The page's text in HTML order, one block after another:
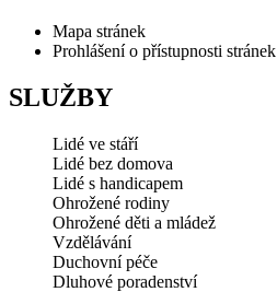
Mapa stránek
Prohlášení o přístupnosti stránek
SLUŽBY
Lidé ve stáří
Lidé bez domova
Lidé s handicapem
Ohrožené rodiny
Ohrožené děti a mládež
Vzdělávání
Duchovní péče
Dluhové poradenství